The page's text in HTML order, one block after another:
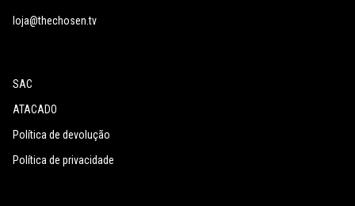
loja@thechosen.tv
SAC
ATACADO
Política de devolução
Política de privacidade